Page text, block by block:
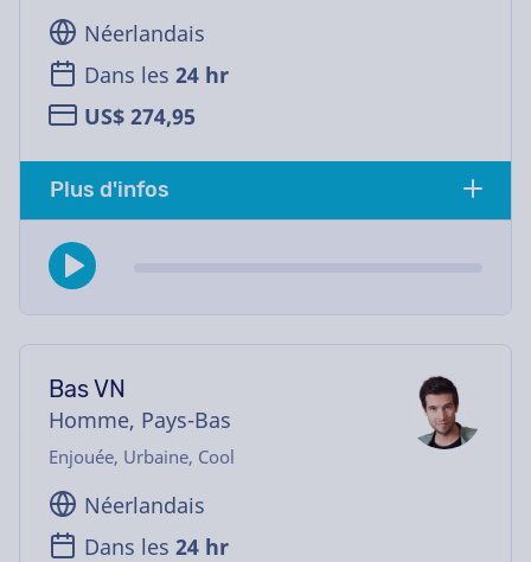
Néerlandais
Dans les 24 hr
US$ 274,95
Plus d'infos
Bas VN
Homme, Pays-Bas
Enjouée, Urbaine, Cool
Néerlandais
Dans les 24 hr